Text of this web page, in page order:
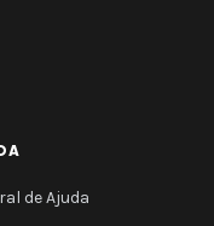
de Ajuda